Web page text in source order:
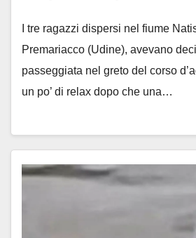
I tre ragazzi dispersi nel fiume
Premariacco (Udine), avevano
passeggiata nel greto del corso
un po’ di relax dopo che una…